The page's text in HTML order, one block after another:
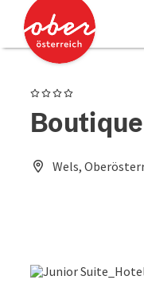
Zum Inhalt
Zum Seitenanfang
4 Sterne
Wels,